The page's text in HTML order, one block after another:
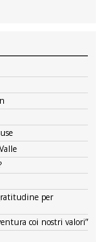
per
coi nostri valori”